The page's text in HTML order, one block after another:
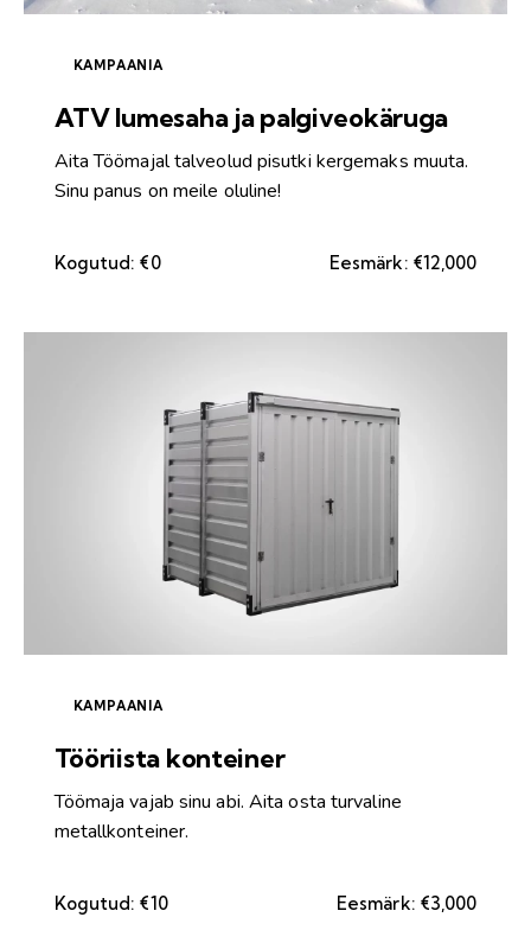
KAMPAANIA
ATV lumesaha ja palgiveokäruga
Aita Töömajal talveolud pisutki kergemaks muuta.
Sinu panus on meile oluline!
Kogutud: €0 Eesmärk: €12,000
KAMPAANIA
Tööriista konteiner
Töömaja vajab sinu abi. Aita osta turvaline
metallkonteiner.
Kogutud: €10 Eesmärk: €3,000